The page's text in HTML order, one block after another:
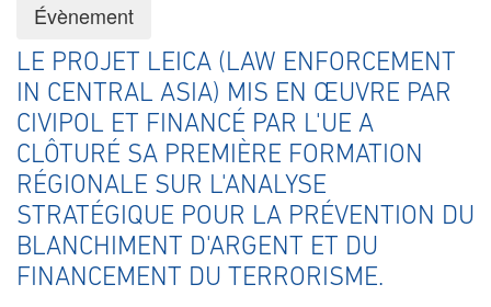
Évènement
LE PROJET LEICA (LAW ENFORCEMENT
IN CENTRAL ASIA) MIS EN ŒUVRE PAR
CIVIPOL ET FINANCÉ PAR L'UE A
CLÔTURÉ SA PREMIÈRE FORMATION
RÉGIONALE SUR L'ANALYSE
STRATÉGIQUE POUR LA PRÉVENTION DU
BLANCHIMENT D'ARGENT ET DU
FINANCEMENT DU TERRORISME.